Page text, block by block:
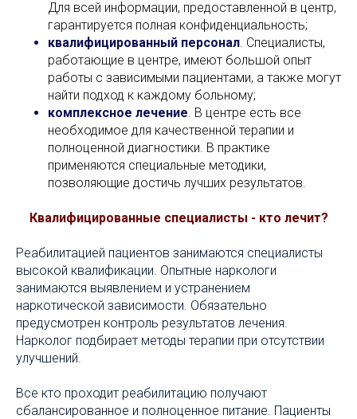
Для всей информации, предоставленной в центр,
гарантируется полная конфиденциальность;
квалифицированный персонал. Специалисты,
работающие в центре, имеют большой опыт
работы с зависимыми пациентами, а также могут
найти подход к каждому больному;
комплексное лечение. В центре есть все
необходимое для качественной терапии и
полноценной диагностики. В практике
применяются специальные методики,
позволяющие достичь лучших результатов.
Квалифицированные специалисты - кто лечит?
Реабилитацией пациентов занимаются специалисты
высокой квалификации. Опытные наркологи
занимаются выявлением и устранением
наркотической зависимости. Обязательно
предусмотрен контроль результатов лечения.
Нарколог подбирает методы терапии при отсутствии
улучшений.
Все кто проходит реабилитацию получают
сбалансированное и полноценное питание. Пациенты